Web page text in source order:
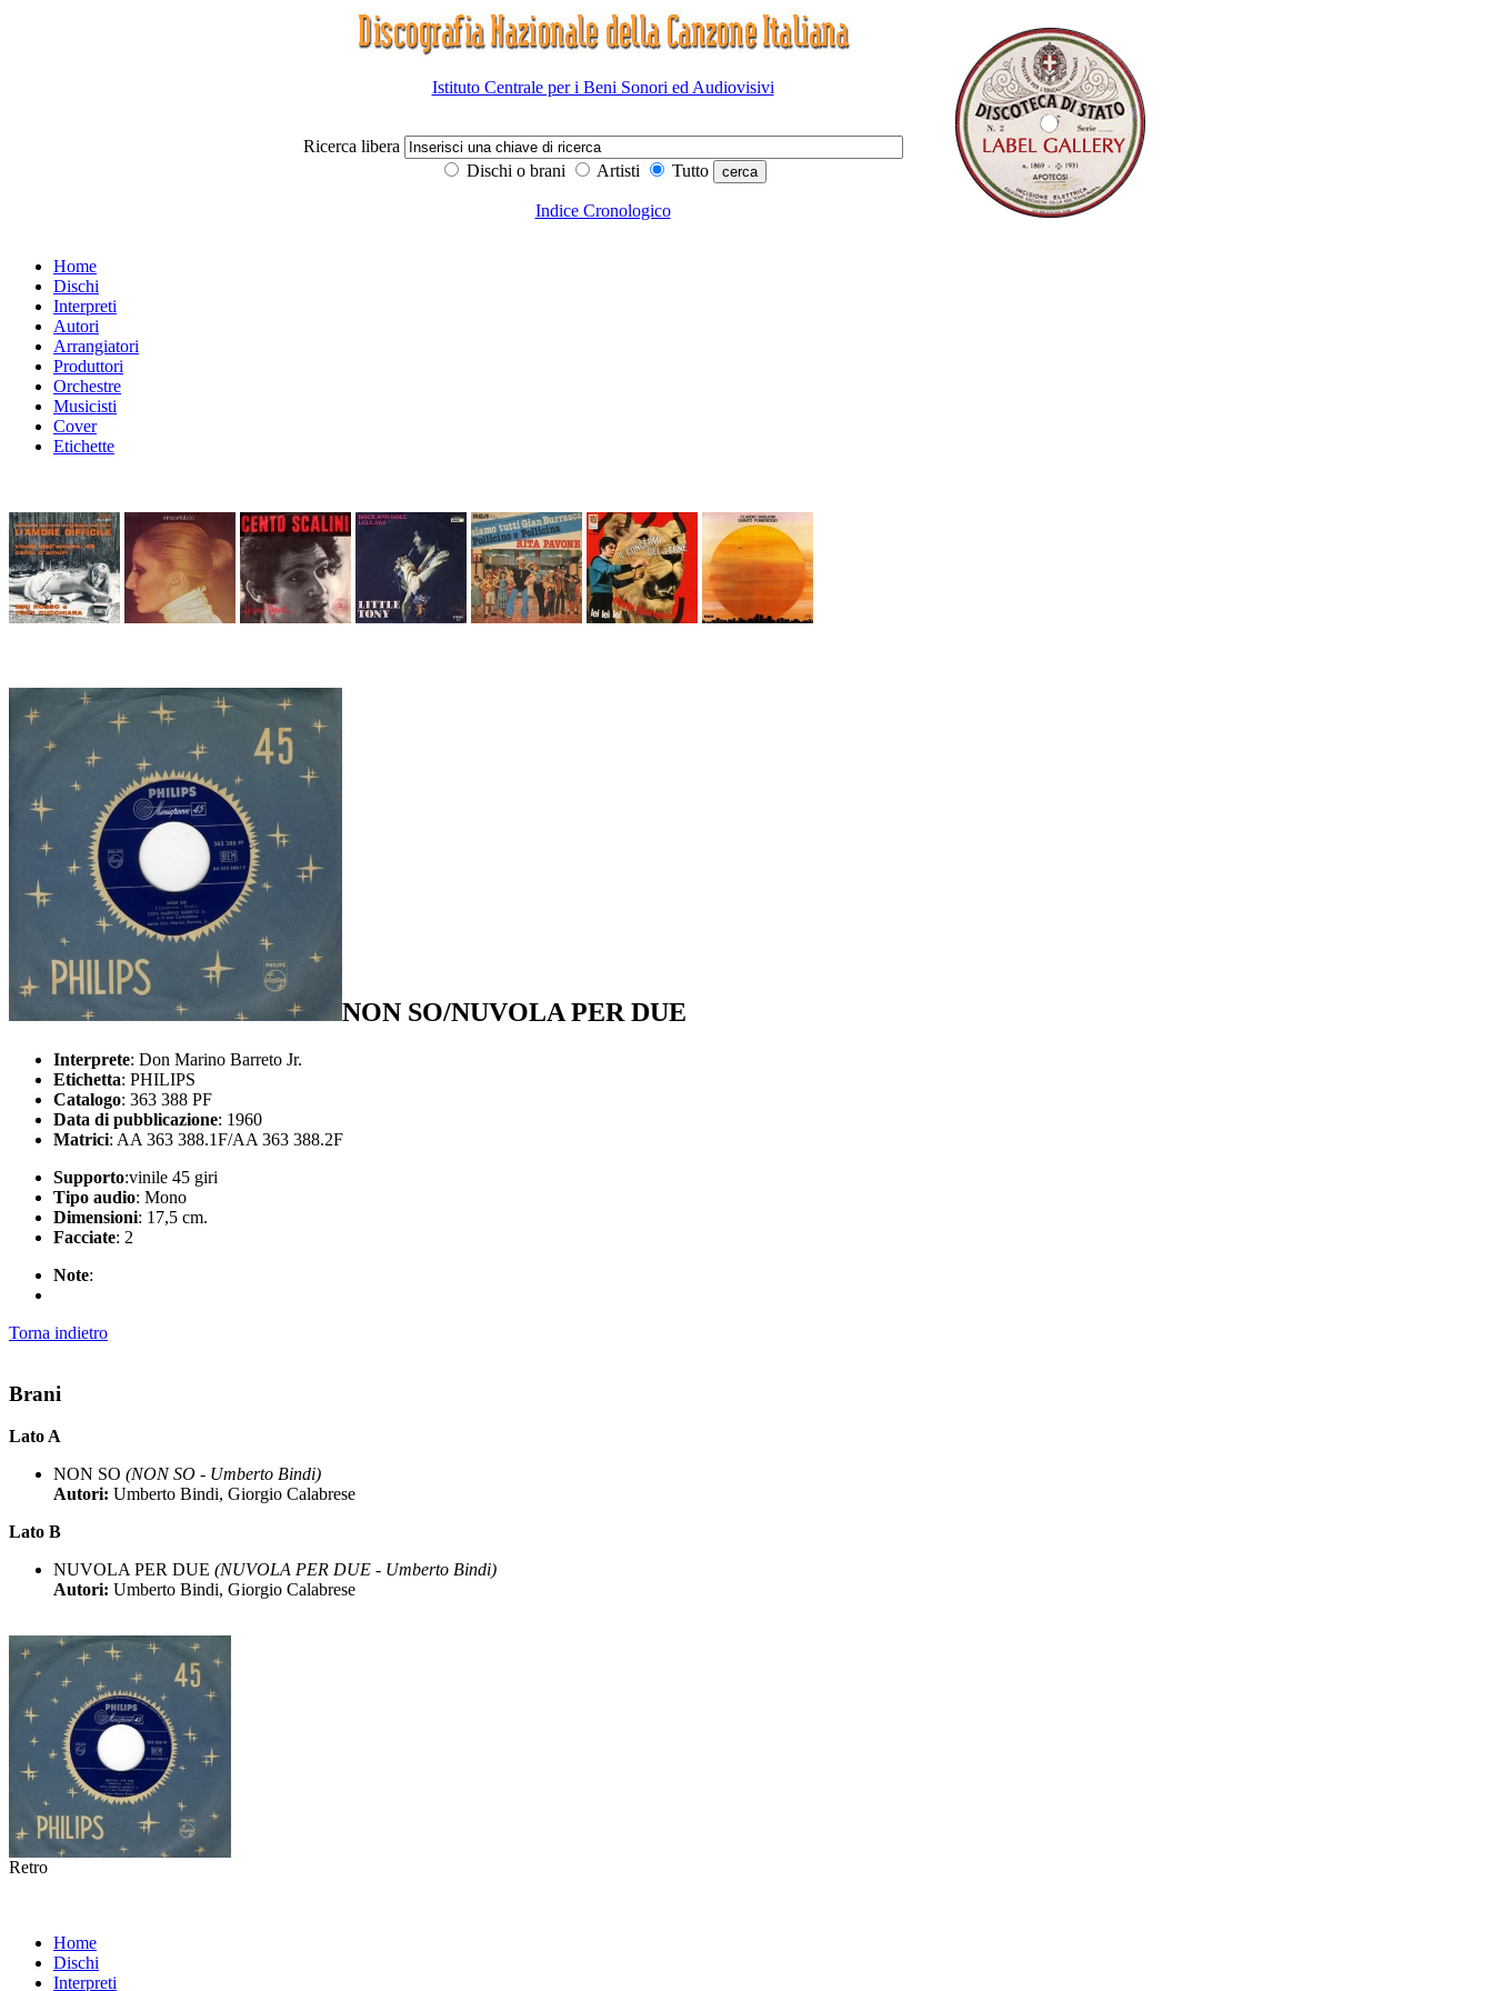
Istituto Centrale per i Beni Sonori ed Audiovisivi
Ricerca libera
Dischi o brani
Artisti Tutto
Indice Cronologico
Home
Dischi
Interpreti
Autori
Arrangiatori
Produttori
Orchestre
Musicisti
Cover
Etichette
NON SO/NUVOLA PER DUE
Interprete: Don Marino Barreto Jr.
Etichetta: PHILIPS
Catalogo: 363 388 PF
Data di pubblicazione: 1960
Matrici: AA 363 388.1F/AA 363 388.2F
Supporto:vinile 45 giri
Tipo audio: Mono
Dimensioni: 17,5 cm.
Facciate: 2
Note:
Torna indietro
Brani
Lato A
NON SO (NON SO - Umberto Bindi)
Autori: Umberto Bindi, Giorgio Calabrese
Lato B
NUVOLA PER DUE (NUVOLA PER DUE - Umberto Bindi)
Autori: Umberto Bindi, Giorgio Calabrese
Retro
Home
Dischi
Interpreti